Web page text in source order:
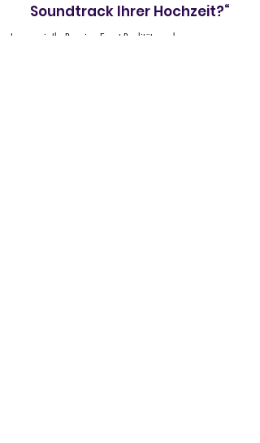
Soundtrack Ihrer Hochzeit?“
Lassen wir Ihr Premium-Event Realität werden.